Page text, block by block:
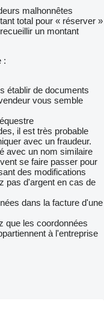
malhonnêtes
total pour « réserver »
un montant
:
établir de documents
vous semble
il est très probable
avec un fraudeur.
avec un nom similaire
se faire passer pour
des modifications
pas d'argent en cas de
dans la facture d'une
que les coordonnées
à l'entreprise